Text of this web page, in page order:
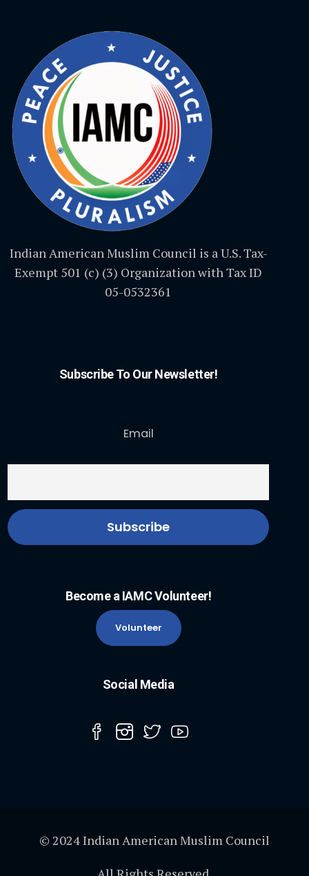
Indian American Muslim Council is a U.S. Tax-
Exempt 501 (c) (3) Organization with Tax ID
05-0532361
Subscribe To Our Newsletter!
Email
Become a IAMC Volunteer!
Volunteer
Social Media
© 2024 Indian American Muslim Council